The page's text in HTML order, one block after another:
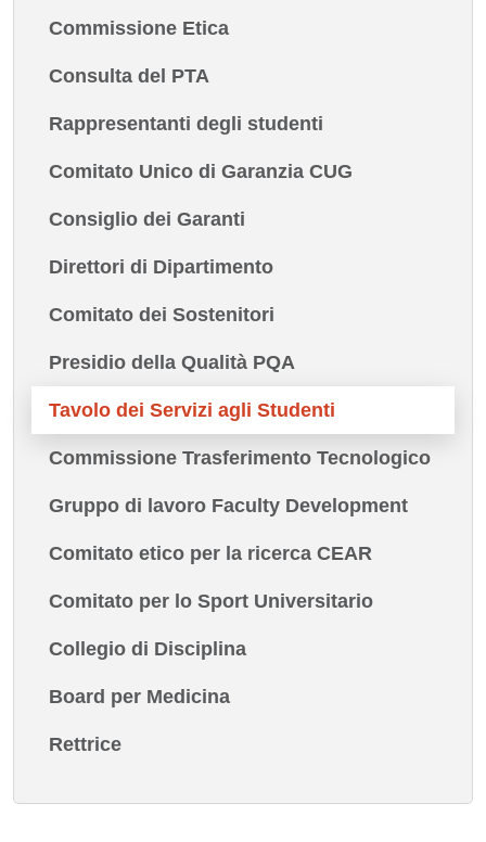
Commissione Etica
Consulta del PTA
Rappresentanti degli studenti
Comitato Unico di Garanzia CUG
Consiglio dei Garanti
Direttori di Dipartimento
Comitato dei Sostenitori
Presidio della Qualità PQA
Tavolo dei Servizi agli Studenti
Commissione Trasferimento Tecnologico
Gruppo di lavoro Faculty Development
Comitato etico per la ricerca CEAR
Comitato per lo Sport Universitario
Collegio di Disciplina
Board per Medicina
Rettrice